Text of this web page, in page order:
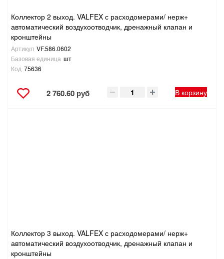
Коллектор 2 выход. VALFEX с расходомерами/ нерж+
автоматический воздухоотводчик, дренажный клапан и
кронштейны
Артикул VF.586.0602
Базовая единица шт
Код 75636
2 760.60 руб В корзину
Коллектор 3 выход. VALFEX с расходомерами/ нерж+
автоматический воздухоотводчик, дренажный клапан и
кронштейны